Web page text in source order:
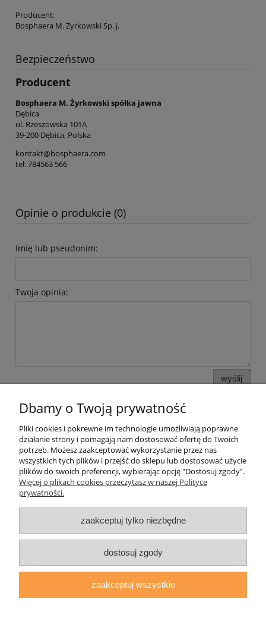
Producent:
Bosphaera M. Żyrkowski Sp. j.
Bezpieczeństwo
Producent
Bosphaera M. Żyrkowski spółka jawna
Dębica
ul. Rzeszowska 101A
39-200 Dębica, Polska
kontakt@bosphaera.com
tel: 784563 566
Opinie o produkcie (0)
Imię lub pseudonim:
Twoja opinia:
wyślij
Pomoc
Moje konto
Informacje
O nas
ul. Grodzka Nr 23, 67-200 Głogów | woj. dolnośląskie
| tel.: 513093168 | email:sklep@daryziol.pl| NIP: 6921579498 |
Dbamy o Twoją prywatność
Pliki cookies i pokrewne im technologie umożliwiają poprawne
działanie strony i pomagają nam dostosować ofertę do Twoich
potrzeb. Możesz zaakceptować wykorzystanie przez nas
wszystkich tych plików i przejść do sklepu lub dostosować użycie
plików do swoich preferencji, wybierając opcję "Dostosuj zgody".
Więcej o plikach cookies przeczytasz w naszej Polityce
prywatności.
zaakceptuj tylko niezbędne
dostosuj zgody
zaakceptuj wszystkie